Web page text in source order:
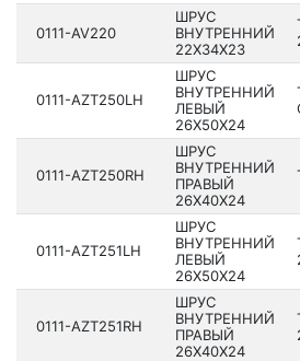
0111-AV220
ШРУС
ВНУТРЕННИЙ
22X34X23
0111-AZT250LH
ШРУС
ВНУТРЕННИЙ
ЛЕВЫЙ
26X50X24
0111-AZT250RH
ШРУС
ВНУТРЕННИЙ
ПРАВЫЙ
26X40X24
0111-AZT251LH
ШРУС
ВНУТРЕННИЙ
ЛЕВЫЙ
26X50X24
0111-AZT251RH
ШРУС
ВНУТРЕННИЙ
ПРАВЫЙ
26X40X24